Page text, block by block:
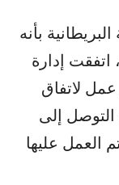
بأنه
اتفقت إدارة
عمل لاتفاق
إلى
العمل عليها